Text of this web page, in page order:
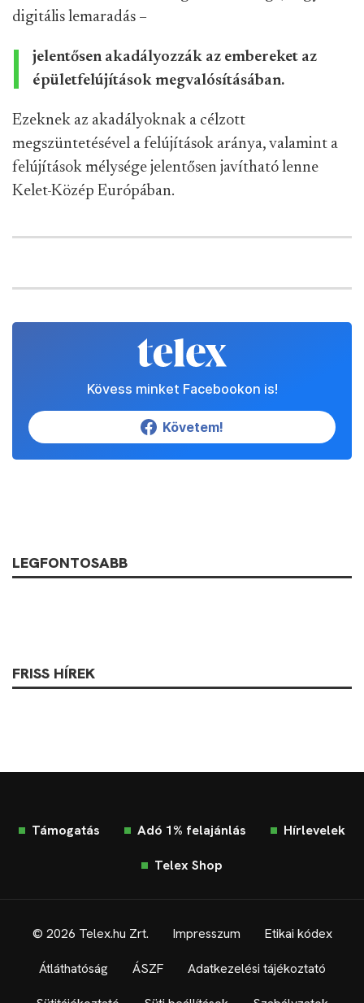
digitális lemaradás –
jelentősen akadályozzák az embereket az
épületfelújítások megvalósításában.
Ezeknek az akadályoknak a célzott
megszüntetésével a felújítások aránya, valamint a
felújítások mélysége jelentősen javítható lenne
Kelet-Közép Európában.
Kövess minket Facebookon is!
Követem!
LEGFONTOSABB
FRISS HÍREK
Támogatás Adó 1% felajánlás Hírlevelek
Telex Shop
© 2026 Telex.hu Zrt. Impresszum Etikai kódex
Átláthatóság ÁSZF Adatkezelési tájékoztató